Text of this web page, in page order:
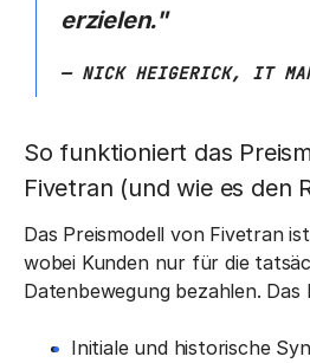
erzielen."
— NICK HEIGERICK, IT
So funktioniert das
Fivetran (und wie es den
Das Preismodell von Fivetran
wobei Kunden nur für die
Datenbewegung bezahlen. Das
Initiale und historische